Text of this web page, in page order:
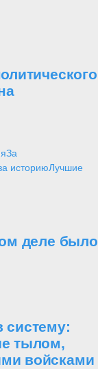
За
историюЛучшие
деле было
систему:
тылом,
войсками